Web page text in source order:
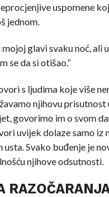
uspomene
jednom.
mojoj glavi svaku noć, ali
se da si otišao.”
s ljudima koje više
njihovu prisutnost
govorimo im o svom
uvijek dolaze samo iz
usta. Svako buđenje je
njihove odsutnosti.